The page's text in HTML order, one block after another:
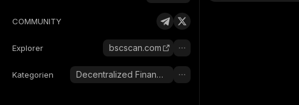
COMMUNITY
Explorer bscscan.com
Kategorien Decentralized Finance (DeFi)